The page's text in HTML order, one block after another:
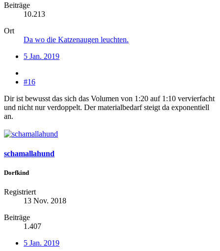
Beiträge
10.213
Ort
Da wo die Katzenaugen leuchten.
5 Jan. 2019
#16
Dir ist bewusst das sich das Volumen von 1:20 auf 1:10 vervierfacht
und nicht nur verdoppelt. Der materialbedarf steigt da exponentiell
an.
schamallahund
Dorfkind
Registriert
13 Nov. 2018
Beiträge
1.407
5 Jan. 2019